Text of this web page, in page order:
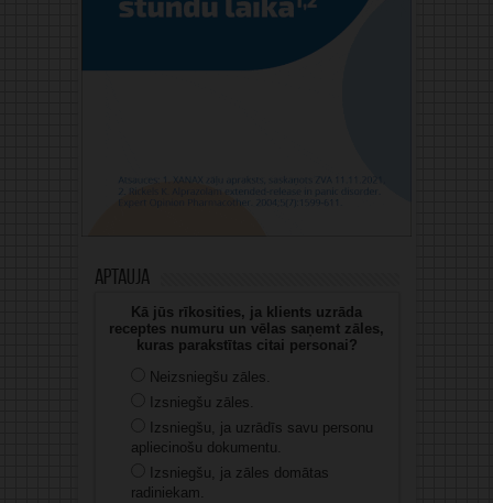
Aptauja
Kā jūs rīkosities, ja klients uzrāda
receptes numuru un vēlas saņemt zāles,
kuras parakstītas citai personai?
Neizsniegšu zāles.
Izsniegšu zāles.
Izsniegšu, ja uzrādīs savu personu
apliecinošu dokumentu.
Izsniegšu, ja zāles domātas
radiniekam.